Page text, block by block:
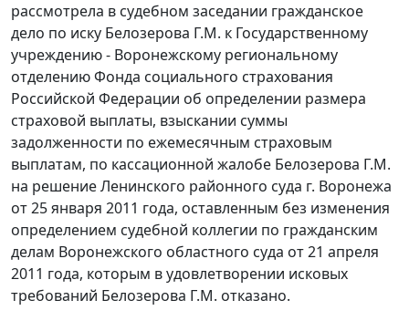
рассмотрела в судебном заседании гражданское
дело по иску Белозерова Г.М. к Государственному
учреждению - Воронежскому региональному
отделению Фонда социального страхования
Российской Федерации об определении размера
страховой выплаты, взыскании суммы
задолженности по ежемесячным страховым
выплатам, по кассационной жалобе Белозерова Г.М.
на решение Ленинского районного суда г. Воронежа
от 25 января 2011 года, оставленным без изменения
определением судебной коллегии по гражданским
делам Воронежского областного суда от 21 апреля
2011 года, которым в удовлетворении исковых
требований Белозерова Г.М. отказано.